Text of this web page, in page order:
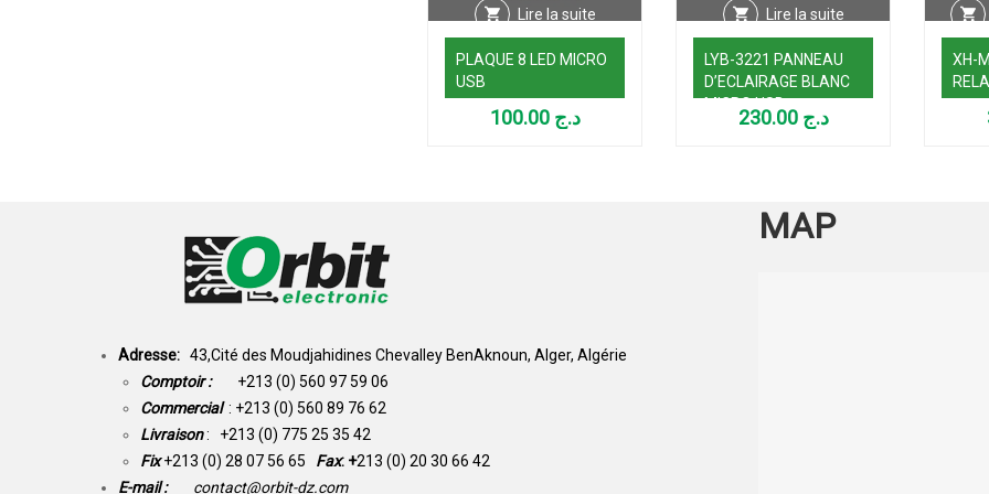
Lire la suite
PLAQUE 8 LED MICRO
USB
د.ج 100.00
Lire la suite
LYB-3221 PANNEAU
D’ECLAIRAGE BLANC
MICRO USB
د.ج 230.00
XH-
Adresse: 43,Cité des Moudjahidines Chevalley BenAknoun, Alger, Algérie
Comptoir : +213 (0) 560 97 59 06
Commercial : +213 (0) 560 89 76 62
Livraison: +213 (0) 775 25 35 42
Fix +213 (0) 28 07 56 65 Fax: +213 (0) 20 30 66 42
E-mail :
contact@orbit-dz.com
MAP